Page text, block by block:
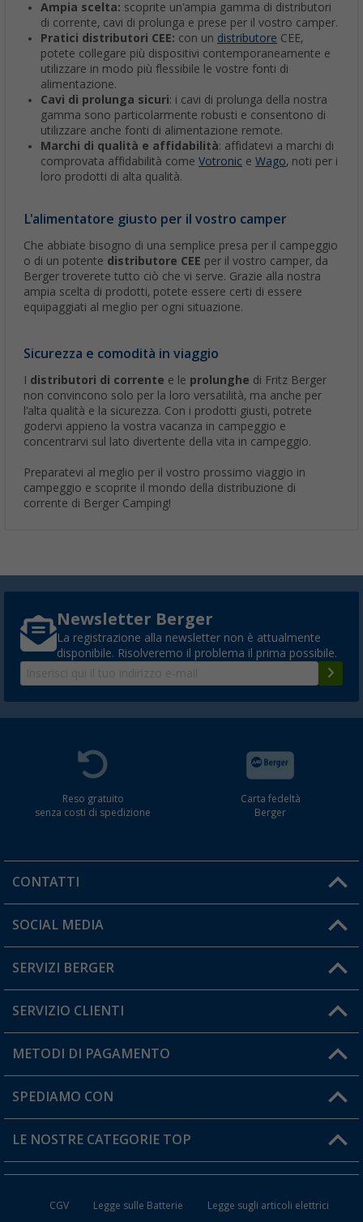
Ampia scelta: scoprite un'ampia gamma di distributori
di corrente, cavi di prolunga e prese per il vostro camper.
Pratici distributori CEE: con un distributore CEE,
potete collegare più dispositivi contemporaneamente e
utilizzare in modo più flessibile le vostre fonti di
alimentazione.
Cavi di prolunga sicuri: i cavi di prolunga della nostra
gamma sono particolarmente robusti e consentono di
utilizzare anche fonti di alimentazione remote.
Marchi di qualità e affidabilità: affidatevi a marchi di
comprovata affidabilità come Votronic e Wago, noti per i
loro prodotti di alta qualità.
L'alimentatore giusto per il vostro camper
Che abbiate bisogno di una semplice presa per il campeggio
o di un potente distributore CEE per il vostro camper, da
Berger troverete tutto ciò che vi serve. Grazie alla nostra
ampia scelta di prodotti, potete essere certi di essere
equipaggiati al meglio per ogni situazione.
Sicurezza e comodità in viaggio
I distributori di corrente e le prolunghe di Fritz Berger
non convincono solo per la loro versatilità, ma anche per
l'alta qualità e la sicurezza. Con i prodotti giusti, potrete
godervi appieno la vostra vacanza in campeggio e
concentrarvi sul lato divertente della vita in campeggio.
Preparatevi al meglio per il vostro prossimo viaggio in
campeggio e scoprite il mondo della distribuzione di
corrente di Berger Camping!
Newsletter Berger
La registrazione alla newsletter non è attualmente
disponibile. Risolveremo il problema il prima possibile.
Reso gratuito
senza costi di spedizione
Carta fedeltà
Berger
CONTATTI
Orari di apertura del servizio:
Hai una domanda?
SOCIAL MEDIA
SERVIZI BERGER
Diventare rivenditori
Il mio Account
Carta fedeltà Berger
SERVIZIO CLIENTI
Informazioni sulla spedizione
Resi
FAQ e Contatti
METODI DI PAGAMENTO
SPEDIAMO CON
LE NOSTRE CATEGORIE TOP
CGV Legge sulle Batterie Legge sugli articoli elettrici